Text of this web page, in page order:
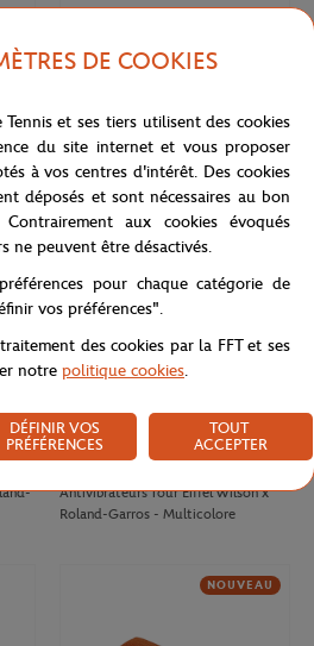
Polo Arbitre Homme Lacoste x
Roland-Garros - Vert
€
WILSON 8,00 €
Antivibrateurs Tour Eiffel Wilson x
Roland-Garros - Multicolore
NOUVEAU
DE COOKIES
Tennis et ses tiers utilisent des cookies
du site internet et vous proposer
à vos centres d'intérêt. Des cookies
déposés et sont nécessaires au bon
aux cookies évoqués
ne peuvent être désactivés.
pour chaque catégorie de
vos préférences".
des cookies par la FFT et ses
notre politique cookies.
DÉFINIR VOS
PRÉFÉRENCES
TOUT
ACCEPTER